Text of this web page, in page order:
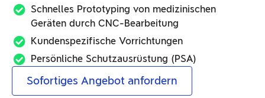
Schnelles Prototyping von medizinischen
Geräten durch CNC-Bearbeitung
Kundenspezifische Vorrichtungen
Persönliche Schutzausrüstung (PSA)
Sofortiges Angebot anfordern